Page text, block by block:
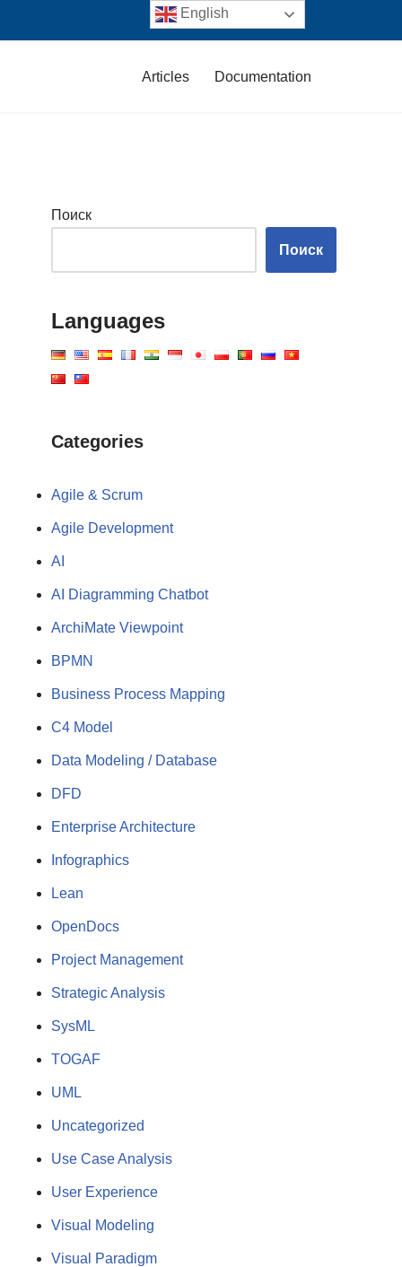
Articles Documentation
Поиск
Поиск
Languages
Categories
Agile & Scrum
Agile Development
AI
AI Diagramming Chatbot
ArchiMate Viewpoint
BPMN
Business Process Mapping
C4 Model
Data Modeling / Database
DFD
Enterprise Architecture
Infographics
Lean
OpenDocs
Project Management
Strategic Analysis
SysML
TOGAF
UML
Uncategorized
Use Case Analysis
User Experience
Visual Modeling
Visual Paradigm
English